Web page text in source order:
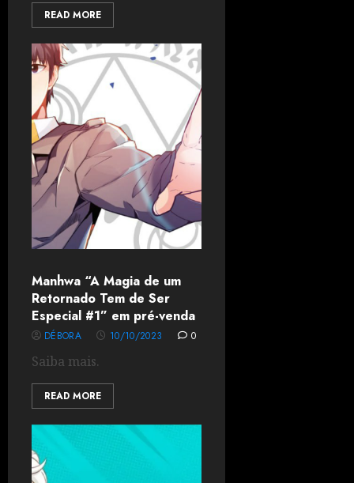
READ MORE
Manhwa “A Magia de um
Retornado Tem de Ser
Especial #1” em pré-venda
DÉBORA 10/10/2023 0
Saiba mais.
READ MORE